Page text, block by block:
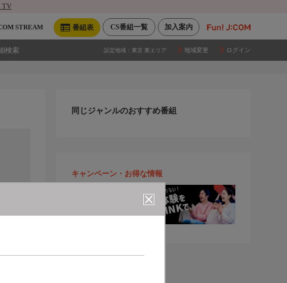
TV
加入案内
CS番組一覧
番組表
STREAM
検索 設定地域： 東京 東エリア 地域変更 ログイン
同じジャンルのおすすめ番組
キャンペーン・お得な情報